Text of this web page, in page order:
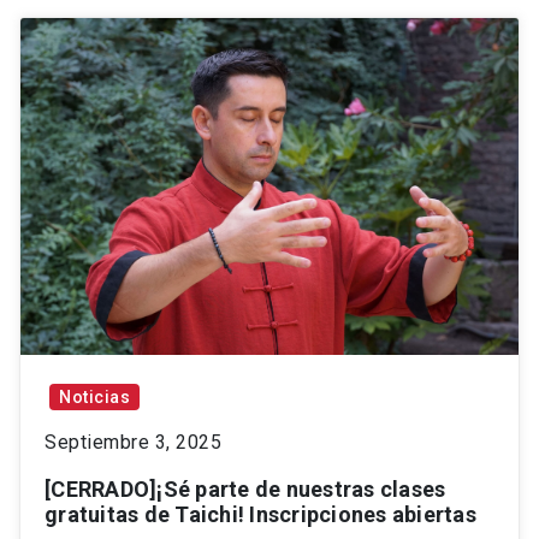
Noticias
Septiembre 3, 2025
[CERRADO]¡Sé parte de nuestras clases
gratuitas de Taichi! Inscripciones abiertas